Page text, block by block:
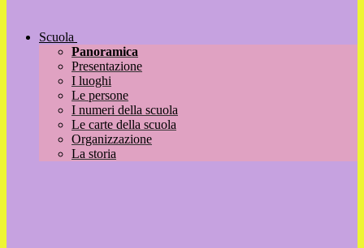
Scuola
Panoramica
Presentazione
I luoghi
Le persone
I numeri della scuola
Le carte della scuola
Organizzazione
La storia